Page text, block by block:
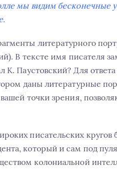
мы видим бесконечные
литературного
В тексте имя писателя
К. Паустовский? Для
даны литературные
точки зрения,
писательских кругов
который и сам под
колониальной